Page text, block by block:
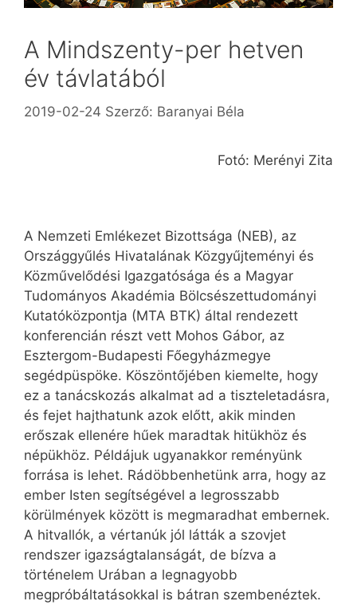
A Mindszenty-per hetven
év távlatából
2019-02-24 Szerző: Baranyai Béla
Fotó: Merényi Zita
A Nemzeti Emlékezet Bizottsága (NEB), az
Országgyűlés Hivatalának Közgyűjteményi és
Közművelődési Igazgatósága és a Magyar
Tudományos Akadémia Bölcsészettudományi
Kutatóközpontja (MTA BTK) által rendezett
konferencián részt vett Mohos Gábor, az
Esztergom-Budapesti Főegyházmegye
segédpüspöke. Köszöntőjében kiemelte, hogy
ez a tanácskozás alkalmat ad a tiszteletadásra,
és fejet hajthatunk azok előtt, akik minden
erőszak ellenére hűek maradtak hitükhöz és
népükhöz. Példájuk ugyanakkor reményünk
forrása is lehet. Rádöbbenhetünk arra, hogy az
ember Isten segítségével a legrosszabb
körülmények között is megmaradhat embernek.
A hitvallók, a vértanúk jól látták a szovjet
rendszer igazságtalanságát, de bízva a
történelem Urában a legnagyobb
megpróbáltatásokkal is bátran szembenéztek.